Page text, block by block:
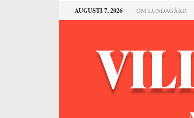
AUGUSTI 7, 2026 OM LUNDAGÅRD